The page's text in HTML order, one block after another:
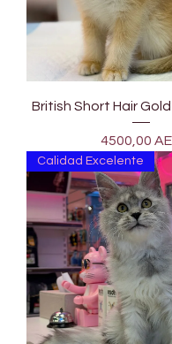
British Short Hair
Precio
4500,00
Calidad Excelente